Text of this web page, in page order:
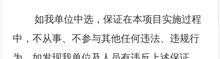
如我单位中选，保证在本项目实施过程
中，不从事、不参与其他任何违法、违规行